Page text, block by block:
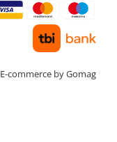
commerce by Gomag